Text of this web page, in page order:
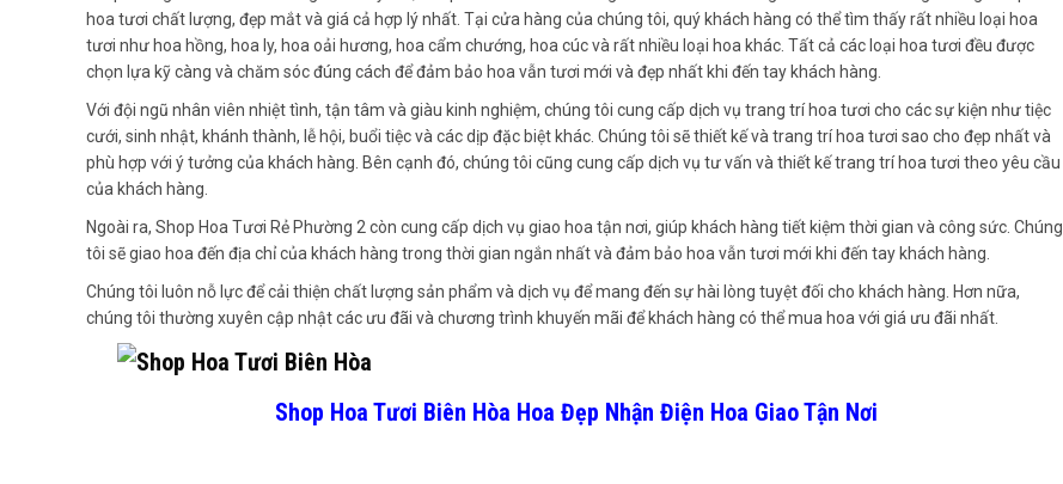
hoa tươi chất lượng, đẹp mắt và giá cả hợp lý nhất. Tại cửa hàng của chúng tôi, quý khách hàng có thể tìm thấy rất nhiều loại hoa
tươi như hoa hồng, hoa ly, hoa oải hương, hoa cẩm chướng, hoa cúc và rất nhiều loại hoa khác. Tất cả các loại hoa tươi đều được
chọn lựa kỹ càng và chăm sóc đúng cách để đảm bảo hoa vẫn tươi mới và đẹp nhất khi đến tay khách hàng.
Với đội ngũ nhân viên nhiệt tình, tận tâm và giàu kinh nghiệm, chúng tôi cung cấp dịch vụ trang trí hoa tươi cho các sự kiện như tiệc
cưới, sinh nhật, khánh thành, lễ hội, buổi tiệc và các dịp đặc biệt khác. Chúng tôi sẽ thiết kế và trang trí hoa tươi sao cho đẹp nhất và
phù hợp với ý tưởng của khách hàng. Bên cạnh đó, chúng tôi cũng cung cấp dịch vụ tư vấn và thiết kế trang trí hoa tươi theo yêu cầu
của khách hàng.
Ngoài ra, Shop Hoa Tươi Rẻ Phường 2 còn cung cấp dịch vụ giao hoa tận nơi, giúp khách hàng tiết kiệm thời gian và công sức. Chúng
tôi sẽ giao hoa đến địa chỉ của khách hàng trong thời gian ngắn nhất và đảm bảo hoa vẫn tươi mới khi đến tay khách hàng.
Chúng tôi luôn nỗ lực để cải thiện chất lượng sản phẩm và dịch vụ để mang đến sự hài lòng tuyệt đối cho khách hàng. Hơn nữa,
chúng tôi thường xuyên cập nhật các ưu đãi và chương trình khuyến mãi để khách hàng có thể mua hoa với giá ưu đãi nhất.
Shop Hoa Tươi Biên Hòa Hoa Đẹp Nhận Điện Hoa Giao Tận Nơi